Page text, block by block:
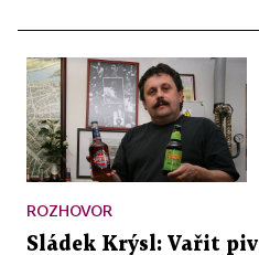
ROZHOVOR
Sládek Krýsl: Vařit